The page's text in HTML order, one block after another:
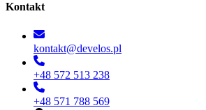
Kontakt
kontakt@develos.pl
+48 572 513 238
+48 571 788 569